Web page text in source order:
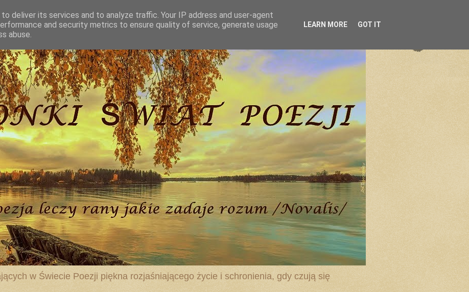
w Świecie Poezji piękna rozjaśniającego życie i schronienia, gdy czują się
deliver its services and to analyze traffic. Your IP address and user-agent
and security metrics to ensure quality of service, generate usage
abuse.
LEARN MORE GOT IT